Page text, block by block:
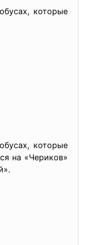
которые
которые
на «Чериков»